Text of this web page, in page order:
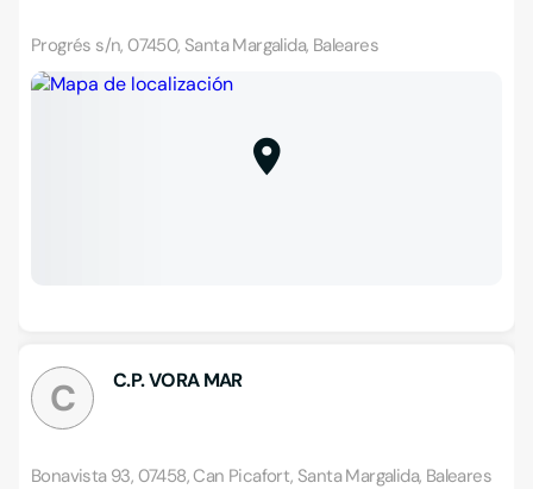
Progrés s/n, 07450, Santa Margalida, Baleares
C C.P. VORA MAR
Bonavista 93, 07458, Can Picafort, Santa Margalida, Baleares